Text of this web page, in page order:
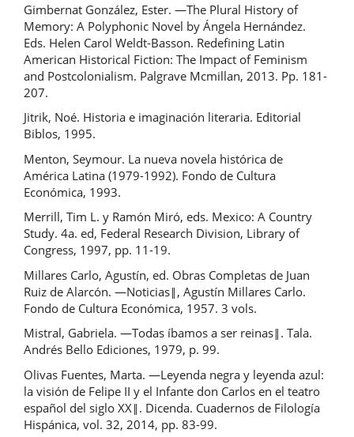
Gimbernat González, Ester. ―The Plural History of
Memory: A Polyphonic Novel by Ángela Hernández.
Eds. Helen Carol Weldt-Basson. Redefining Latin
American Historical Fiction: The Impact of Feminism
and Postcolonialism. Palgrave Mcmillan, 2013. Pp. 181-
207.
Jitrik, Noé. Historia e imaginación literaria. Editorial
Biblos, 1995.
Menton, Seymour. La nueva novela histórica de
América Latina (1979-1992). Fondo de Cultura
Económica, 1993.
Merrill, Tim L. y Ramón Miró, eds. Mexico: A Country
Study. 4a. ed, Federal Research Division, Library of
Congress, 1997, pp. 11-19.
Millares Carlo, Agustín, ed. Obras Completas de Juan
Ruiz de Alarcón. ―Noticias‖, Agustín Millares Carlo.
Fondo de Cultura Económica, 1957. 3 vols.
Mistral, Gabriela. ―Todas íbamos a ser reinas‖. Tala.
Andrés Bello Ediciones, 1979, p. 99.
Olivas Fuentes, Marta. ―Leyenda negra y leyenda azul:
la visión de Felipe II y el Infante don Carlos en el teatro
español del siglo XX‖. Dicenda. Cuadernos de Filología
Hispánica, vol. 32, 2014, pp. 83-99.